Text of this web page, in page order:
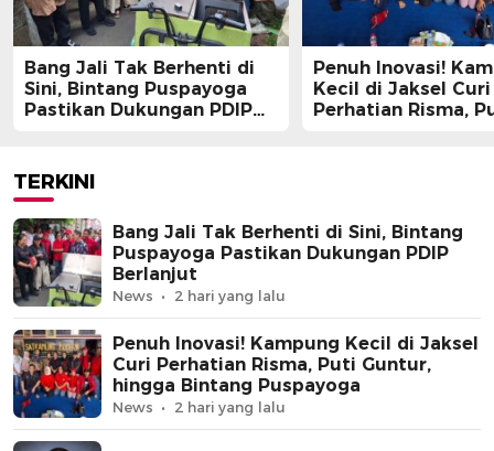
Bang Jali Tak Berhenti di
Sini, Bintang Puspayoga
Pastikan Dukungan PDIP
Penuh Inovasi!
Kecil di Jaksel Curi
Perhatian Risma,
TERKINI
Bang Jali Tak Berhenti di Sini, Bintang
Puspayoga Pastikan Dukungan PDIP
Berlanjut
News 2 hari yang lalu
Penuh Inovasi! Kampung Kecil di Jaksel
Curi Perhatian Risma, Puti Guntur,
hingga Bintang Puspayoga
News 2 hari yang lalu